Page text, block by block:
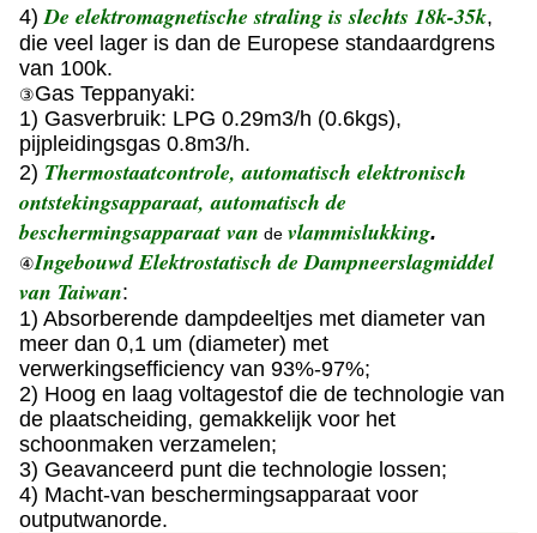
4)De elektromagnetische straling is slechts 18k-35k,
die veel lager is dan de Europese standaardgrens
van 100k.
③Gas Teppanyaki:
1) Gasverbruik: LPG 0.29m3/h (0.6kgs),
pijpleidingsgas 0.8m3/h.
2) Thermostaatcontrole, automatisch elektronisch
ontstekingsapparaat, automatisch de
beschermingsapparaat van de vlammislukking.
④Ingebouwd Elektrostatisch de Dampneerslagmiddel
van Taiwan:
1) Absorberende dampdeeltjes met diameter van
meer dan 0,1 um (diameter) met
verwerkingsefficiency van 93%-97%;
2) Hoog en laag voltagestof die de technologie van
de plaatscheiding, gemakkelijk voor het
schoonmaken verzamelen;
3) Geavanceerd punt die technologie lossen;
4) Macht-van beschermingsapparaat voor
outputwanorde.